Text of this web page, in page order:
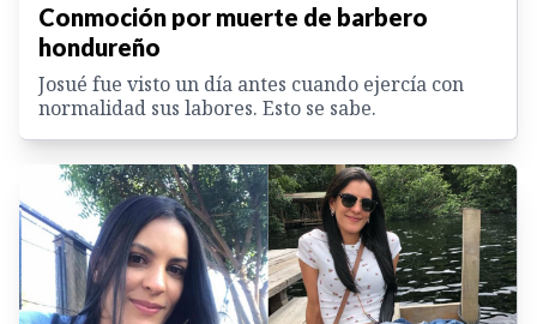
Conmoción por muerte de barbero
hondureño
Josué fue visto un día antes cuando ejercía con
normalidad sus labores. Esto se sabe.